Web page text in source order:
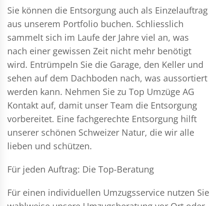
Sie können die Entsorgung auch als Einzelauftrag
aus unserem Portfolio buchen. Schliesslich
sammelt sich im Laufe der Jahre viel an, was
nach einer gewissen Zeit nicht mehr benötigt
wird. Entrümpeln Sie die Garage, den Keller und
sehen auf dem Dachboden nach, was aussortiert
werden kann. Nehmen Sie zu Top Umzüge AG
Kontakt auf, damit unser Team die Entsorgung
vorbereitet. Eine fachgerechte Entsorgung hilft
unserer schönen Schweizer Natur, die wir alle
lieben und schützen.
Für jeden Auftrag: Die Top-Beratung
Für einen individuellen Umzugsservice nutzen Sie